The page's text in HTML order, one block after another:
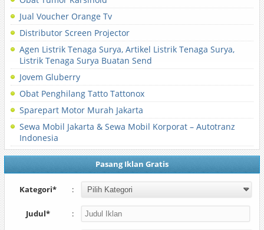
Jual Voucher Orange Tv
Distributor Screen Projector
Agen Listrik Tenaga Surya, Artikel Listrik Tenaga Surya,
Listrik Tenaga Surya Buatan Send
Jovem Gluberry
Obat Penghilang Tatto Tattonox
Sparepart Motor Murah Jakarta
Sewa Mobil Jakarta & Sewa Mobil Korporat – Autotranz
Indonesia
Pasang Iklan Gratis
Kategori* :
Judul* :